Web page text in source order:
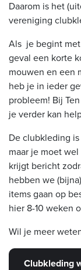
Daarom is het
vereniging
Als je begint
geval een korte
mouwen en een
heb je in ieder
probleem! Bij
je verder kan
De clubkleding
maar je moet
krijgt bericht
hebben we
items gaan op
hier 8-10 weken
Wil je meer
Clubkleding